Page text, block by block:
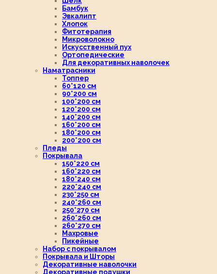
Бамбук
Эвкалипт
Хлопок
Фитотерапия
Микроволокно
Искусственный пух
Ортопедические
Для декоративных наволочек
Наматрасники
Топпер
60*120 см
90*200 см
100*200 см
120*200 см
140*200 см
160*200 см
180*200 см
200*200 см
Пледы
Покрывала
150*220 см
160*220 см
180*240 см
220*240 см
230*250 см
240*260 см
250*270 см
260*260 см
260*270 см
Махровые
Пикейные
Набор с покрывалом
Покрывала и Шторы
Декоративные наволочки
Декоративные подушки